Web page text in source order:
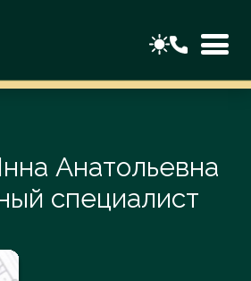
Анатольевна
специалист